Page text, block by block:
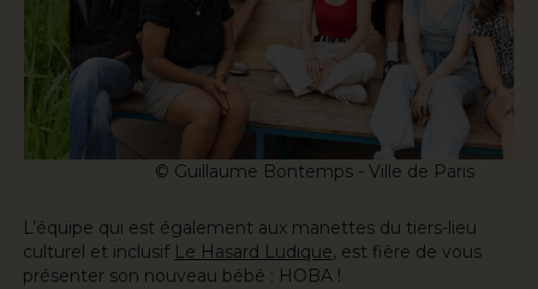
© Guillaume Bontemps - Ville de Paris
L’équipe qui est également aux manettes du tiers-lieu
culturel et inclusif Le Hasard Ludique, est fière de vous
présenter son nouveau bébé : HOBA !